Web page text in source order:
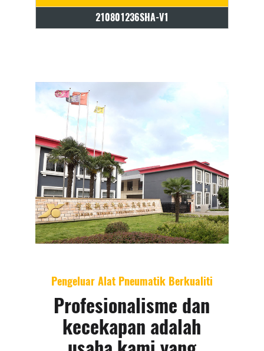
210801236SHA-V1
Pengeluar Alat Pneumatik Berkualiti
Profesionalisme dan
kecekapan adalah